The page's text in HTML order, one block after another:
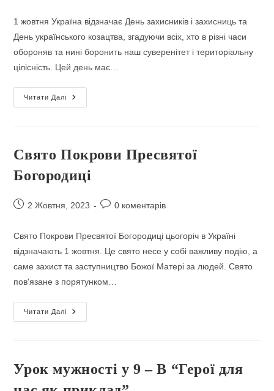
1 жовтня Україна відзначає День захисників і захисниць та
День українського козацтва, згадуючи всіх, хто в різні часи
обороняв та нині боронить наш суверенітет і територіальну
цілісність. Цей день має…
Читати Далі
День
Захисників
Свято Покрови Пресвятої
Богородиці
Запис2 Жовтня, 2023
Коментарі
0 коментарів
Свято Покрови Пресвятої Богородиці цьогоріч в Україні
відзначають 1 жовтня. Це свято несе у собі важливу подію, а
саме захист та заступництво Божої Матері за людей. Свято
пов'язане з порятунком…
Читати Далі
Свято
Покрови
Урок мужності у 9 – В “Герої для